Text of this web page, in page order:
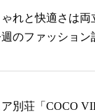
れと快適さは両
週のファッショ
ア別荘「COCO